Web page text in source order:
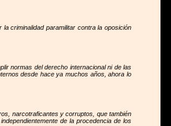
criminalidad paramilitar contra la oposición
normas del derecho internacional ni de las
desde hace ya muchos años, ahora lo
narcotraficantes y corruptos, que también
de la procedencia de los